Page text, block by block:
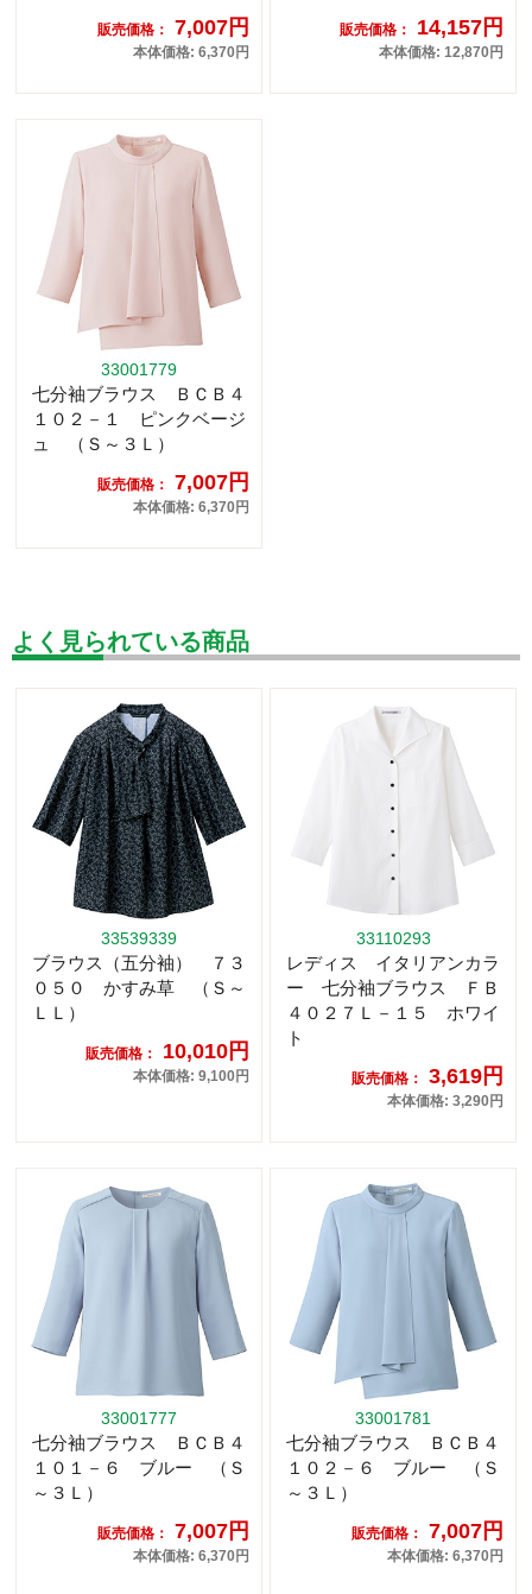
販売価格： 7,007円
本体価格: 6,370円
販売価格： 14,157円
本体価格: 12,870円
33001779
七分袖ブラウス ＢＣＢ４
１０２－１ ピンクベージ
ュ （Ｓ～３Ｌ）
販売価格： 7,007円
本体価格: 6,370円
よく見られている商品
33539339
ブラウス（五分袖） ７３
０５０ かすみ草 （Ｓ～
ＬＬ）
販売価格： 10,010円
本体価格: 9,100円
33110293
レディス イタリアンカラ
ー 七分袖ブラウス ＦＢ
４０２７Ｌ－１５ ホワイ
ト
販売価格： 3,619円
本体価格: 3,290円
33001777
七分袖ブラウス ＢＣＢ４
１０１－６ ブルー （Ｓ
～３Ｌ）
販売価格： 7,007円
本体価格: 6,370円
33001781
七分袖ブラウス ＢＣＢ４
１０２－６ ブルー （Ｓ
～３Ｌ）
販売価格： 7,007円
本体価格: 6,370円